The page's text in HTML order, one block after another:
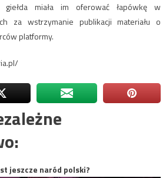
giełda miała im oferować łapówkę w
za wstrzymanie publikacji materiału o
platformy.
jeszcze naród polski?